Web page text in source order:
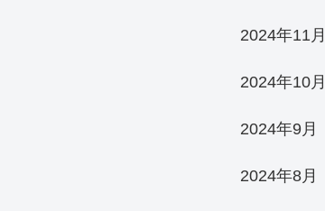
2024年11月
2024年10月
2024年9月
2024年8月